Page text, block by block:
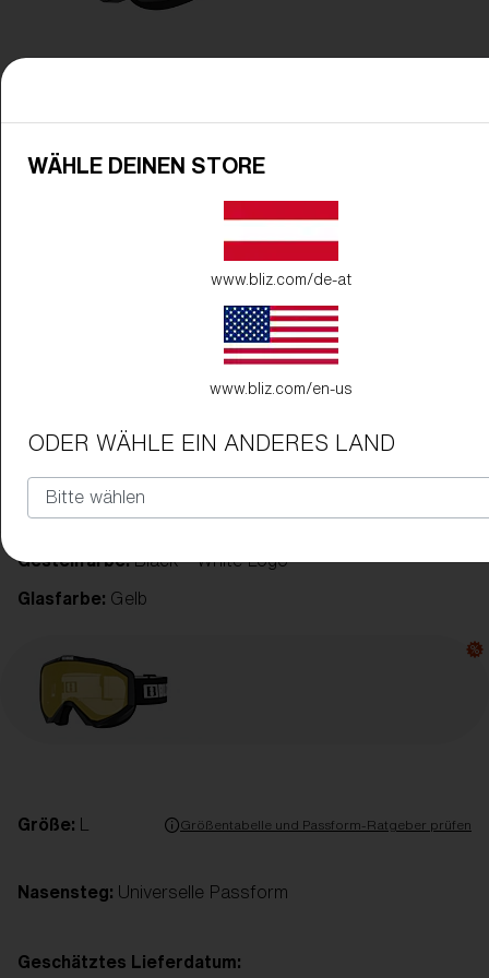
Gestellfarbe:Black - White Logo
Glasfarbe: Gelb
Größe: Größentabelle und Passform-Ratgeber prüfen
Nasensteg: Universelle Passform
Geschätztes Lieferdatum:
WÄHLE DEINEN STORE
www.bliz.com/de-at
www.bliz.com/en-us
ODER WÄHLE EIN ANDERES LAND